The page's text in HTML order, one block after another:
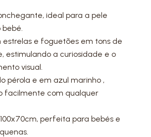
ideal para a pele
estrelas e foguetões em tons de
estimulando a curiosidade e o
visual.
pérola e em azul marinho ,
facilmente com qualquer
perfeita para bebés e